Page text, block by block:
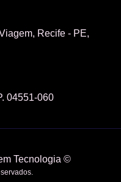
Recife - PE,
04551-060
Tecnologia ©